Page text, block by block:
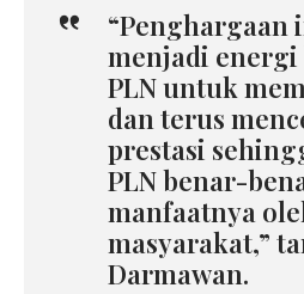
“Penghargaan
menjadi
PLN untuk
dan terus
prestasi
PLN benar-
manfaatnya
masyarakat,”
Darmawan.